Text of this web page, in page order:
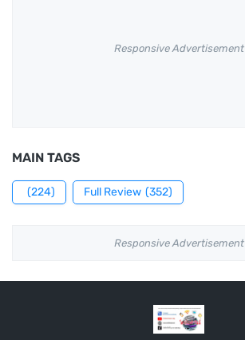
Responsive Advertisement
MAIN TAGS
(224) Full Review (352)
Responsive Advertisement